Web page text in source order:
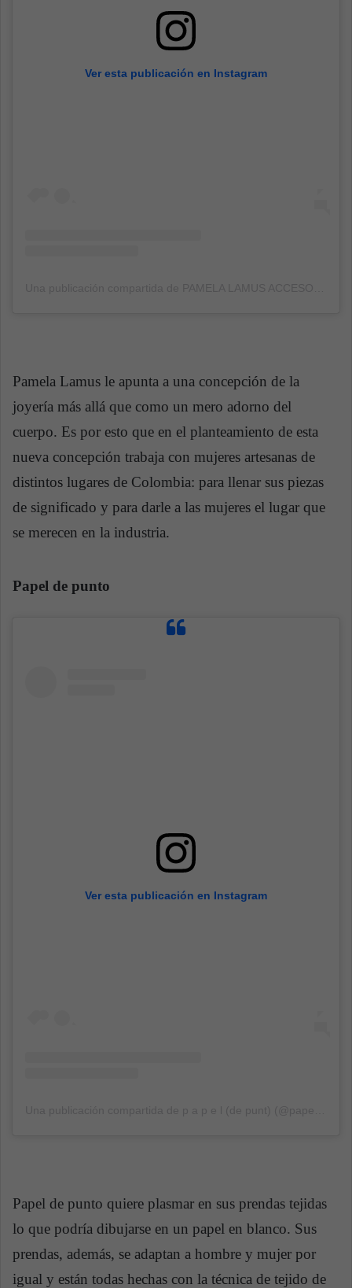
Ver esta publicación en Instagram
Pamela Lamus le apunta a una concepción de la
joyería más allá que como un mero adorno del
cuerpo. Es por esto que en el planteamiento de esta
nueva concepción trabaja con mujeres artesanas de
distintos lugares de Colombia: para llenar sus piezas
de significado y para darle a las mujeres el lugar que
se merecen en la industria.
Papel de punto
Ver esta publicación en Instagram
Papel de punto quiere plasmar en sus prendas tejidas
lo que podría dibujarse en un papel en blanco. Sus
prendas, además, se adaptan a hombre y mujer por
igual y están todas hechas con la técnica de tejido de